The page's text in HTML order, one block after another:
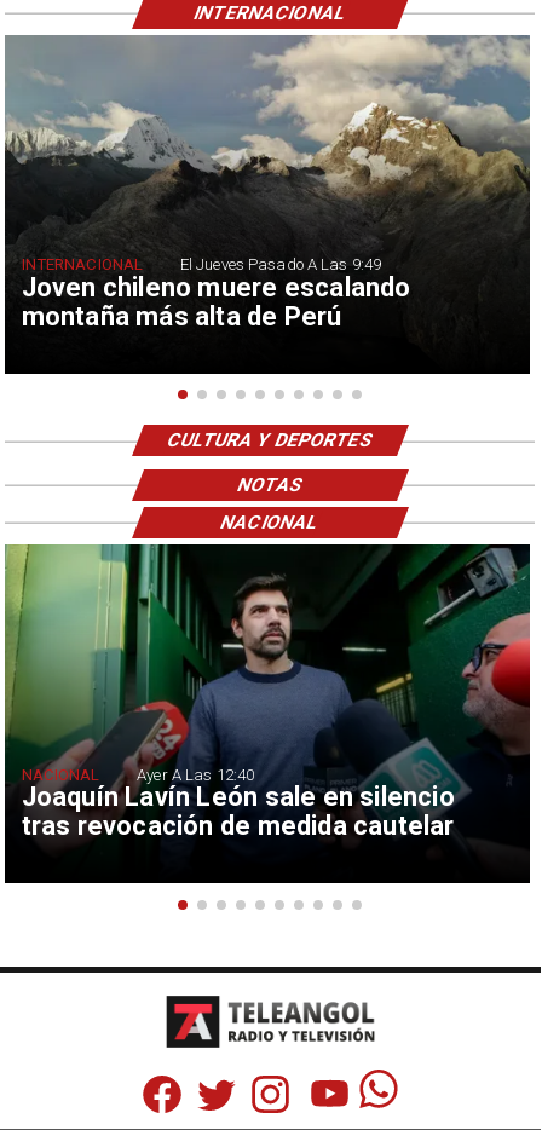
Joven chileno muere escalando
montaña más alta de Perú
INTERNACIONAL El Jueves Pasado A Las 9:49
INTERNACIONAL
CULTURA Y DEPORTES
NOTAS
Joaquín Lavín León sale en silencio
tras revocación de medida cautelar
NACIONAL Ayer A Las 12:40
NACIONAL